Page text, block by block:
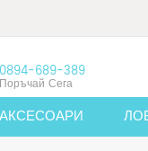
0894-689-389
Поръчай Сега
АКСЕСОАРИ